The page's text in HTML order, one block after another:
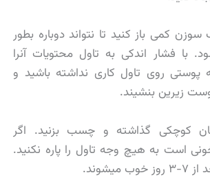
کمی باز کنید تا نتواند دوباره بطور
با فشار اندکی به تاول محتویات آنرا
پوستی روی تاول کاری نداشته باشید و
زیرین بنشیند.
کوچکی گذاشته و چسب بزنید. اگر
است به هیچ وجه تاول را پاره نکنید.